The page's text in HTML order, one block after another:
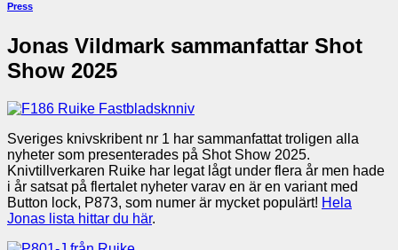
Press
Jonas Vildmark sammanfattar Shot
Show 2025
Sveriges knivskribent nr 1 har sammanfattat troligen alla
nyheter som presenterades på Shot Show 2025.
Knivtillverkaren Ruike har legat lågt under flera år men hade
i år satsat på flertalet nyheter varav en är en variant med
Button lock, P873, som numer är mycket populärt! Hela
Jonas lista hittar du här.